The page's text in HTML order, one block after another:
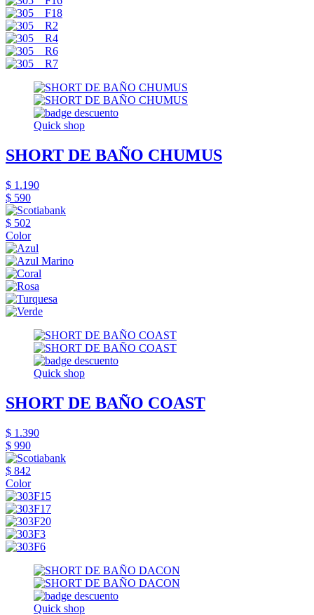
Quick shop
SHORT DE BAÑO CHUMUS
$ 1.190
$ 590
$ 502
Color
Quick shop
SHORT DE BAÑO COAST
$ 1.390
$ 990
$ 842
Color
Quick shop